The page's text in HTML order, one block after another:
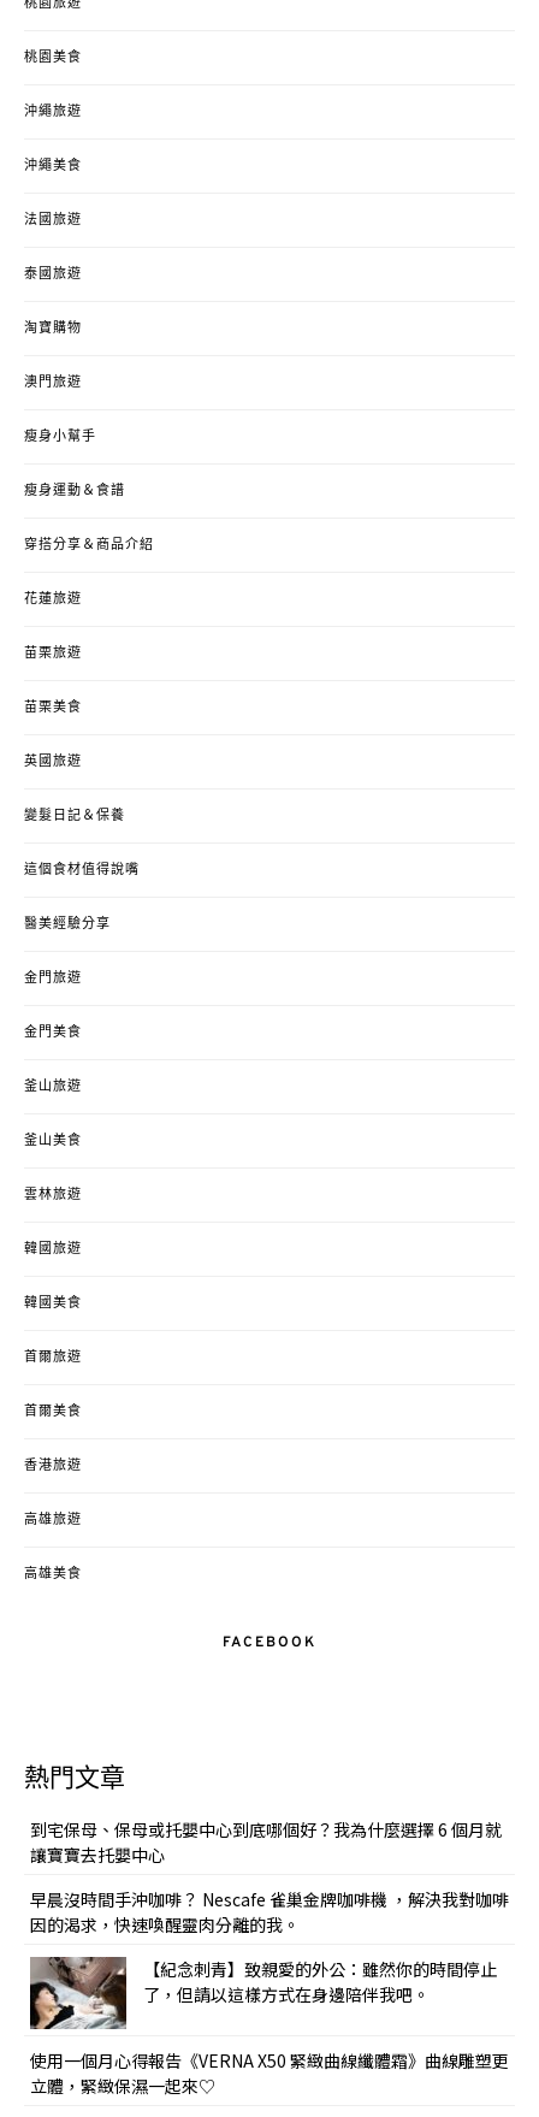
桃園旅遊
桃園美食
沖繩旅遊
沖繩美食
法國旅遊
泰國旅遊
淘寶購物
澳門旅遊
瘦身小幫手
瘦身運動＆食譜
穿搭分享＆商品介紹
花蓮旅遊
苗栗旅遊
苗栗美食
英國旅遊
變髮日記＆保養
這個食材值得說嘴
醫美經驗分享
金門旅遊
金門美食
釜山旅遊
釜山美食
雲林旅遊
韓國旅遊
韓國美食
首爾旅遊
首爾美食
香港旅遊
高雄旅遊
高雄美食
FACEBOOK
熱門文章
到宅保母、保母或托嬰中心到底哪個好？我為什麼選擇 6 個月就
讓寶寶去托嬰中心
早晨沒時間手沖咖啡？ Nescafe 雀巢金牌咖啡機 ，解決我對咖啡
因的渴求，快速喚醒靈肉分離的我。
【紀念刺青】致親愛的外公：雖然你的時間停止
了，但請以這樣方式在身邊陪伴我吧。
使用一個月心得報告《VERNA X50 緊緻曲線纖體霜》曲線雕塑更
立體，緊緻保濕一起來♡